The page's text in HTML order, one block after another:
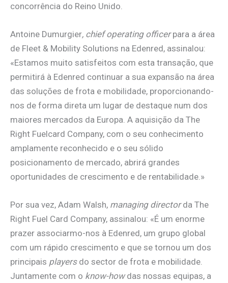
concorrência do Reino Unido.
Antoine Dumurgier, chief operating officerpara a área
de Fleet & Mobility Solutions na Edenred, assinalou:
«Estamos muito satisfeitos com esta transação, que
permitirá à Edenred continuar a sua expansão na área
das soluções de frota e mobilidade, proporcionando-
nos de forma direta um lugar de destaque num dos
maiores mercados da Europa. A aquisição da The
Right Fuelcard Company, com o seu conhecimento
amplamente reconhecido e o seu sólido
posicionamento de mercado, abrirá grandes
oportunidades de crescimento e de rentabilidade.»
Por sua vez, Adam Walsh, managing directorda The
Right Fuel Card Company, assinalou: «É um enorme
prazer associarmo-nos à Edenred, um grupo global
com um rápido crescimento e que se tornou um dos
principais players do sector de frota e mobilidade.
Juntamente com o know-howdas nossas equipas, a